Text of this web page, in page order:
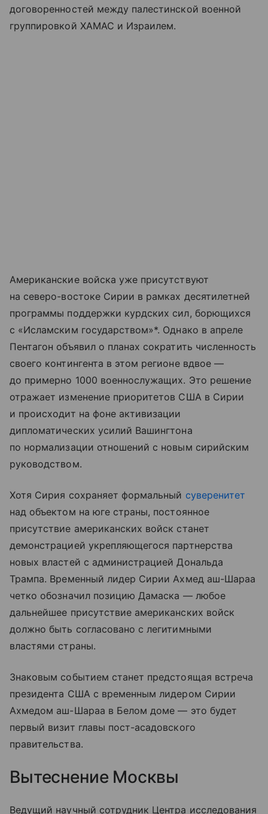
договоренностей между палестинской военной
группировкой ХАМАС и Израилем.
Американские войска уже присутствуют
на северо-востоке Сирии в рамках десятилетней
программы поддержки курдских сил, борющихся
с «Исламским государством»*. Однако в апреле
Пентагон объявил о планах сократить численность
своего контингента в этом регионе вдвое —
до примерно 1000 военнослужащих. Это решение
отражает изменение приоритетов США в Сирии
и происходит на фоне активизации
дипломатических усилий Вашингтона
по нормализации отношений с новым сирийским
руководством.
Хотя Сирия сохраняет формальный суверенитет
над объектом на юге страны, постоянное
присутствие американских войск станет
демонстрацией укрепляющегося партнерства
новых властей с администрацией Дональда
Трампа. Временный лидер Сирии Ахмед аш-Шараа
четко обозначил позицию Дамаска — любое
дальнейшее присутствие американских войск
должно быть согласовано с легитимными
властями страны.
Знаковым событием станет предстоящая встреча
президента США с временным лидером Сирии
Ахмедом аш-Шараа в Белом доме — это будет
первый визит главы пост-асадовского
правительства.
Вытеснение Москвы
Ведущий научный сотрудник Центра исследования